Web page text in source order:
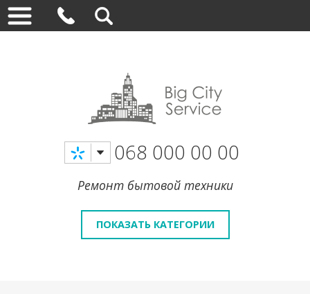
068 000 00 00
Ремонт бытовой техники
ПОКАЗАТЬ КАТЕГОРИИ